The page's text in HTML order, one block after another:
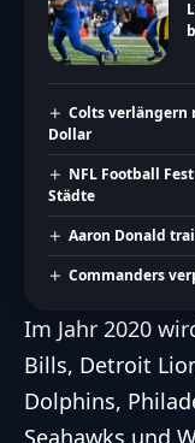
Colts verlängern
Dollar
NFL Football
Städte
Aaron Donald
Commanders
Im Jahr 2020
Bills, Detroit
Dolphins,